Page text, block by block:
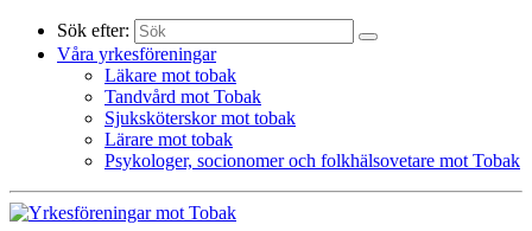
Sök efter:
Våra yrkesföreningar
Läkare mot tobak
Tandvård mot Tobak
Sjuksköterskor mot tobak
Lärare mot tobak
Psykologer, socionomer och folkhälsovetare mot Tobak